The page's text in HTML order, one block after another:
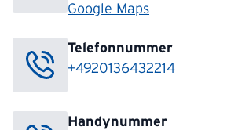
Google Maps
Telefonnummer
+4920136432214
Handynummer